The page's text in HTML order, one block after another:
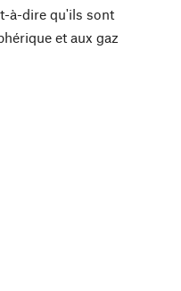
à-dire qu'ils sont
et aux gaz